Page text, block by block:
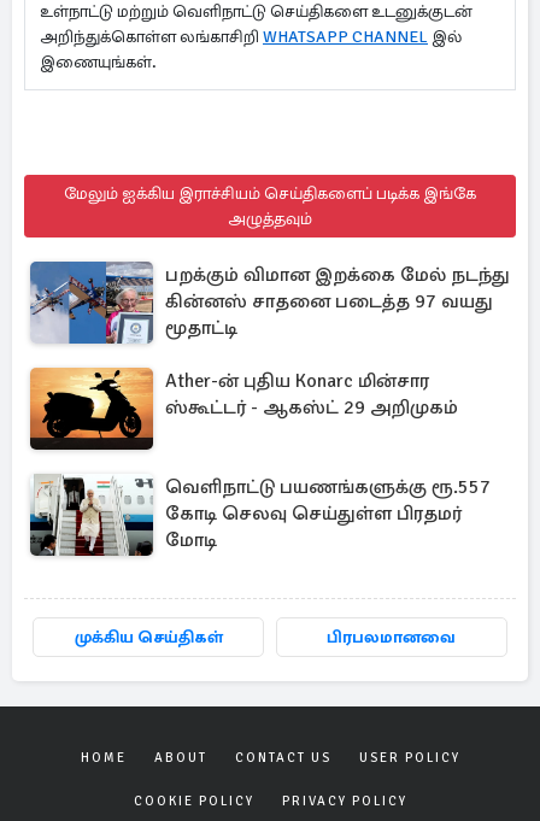
உள்நாட்டு மற்றும் வெளிநாட்டு செய்திகளை உடனுக்குடன்
அறிந்துக்கொள்ள லங்காசிறி WHATSAPP CHANNEL இல்
இணையுங்கள்.
மேலும் ஐக்கிய இராச்சியம் செய்திகளைப் படிக்க இங்கே
அழுத்தவும்
பறக்கும் விமான இறக்கை மேல் நடந்து
கின்னஸ் சாதனை படைத்த 97 வயது
மூதாட்டி
Ather-ன் புதிய Konarc மின்சார
ஸ்கூட்டர் - ஆகஸ்ட் 29 அறிமுகம்
வெளிநாட்டு பயணங்களுக்கு ரூ.557
கோடி செலவு செய்துள்ள பிரதமர்
மோடி
முக்கிய செய்திகள் பிரபலமானவை
HOME ABOUT CONTACT US USER POLICY
COOKIE POLICY PRIVACY POLICY